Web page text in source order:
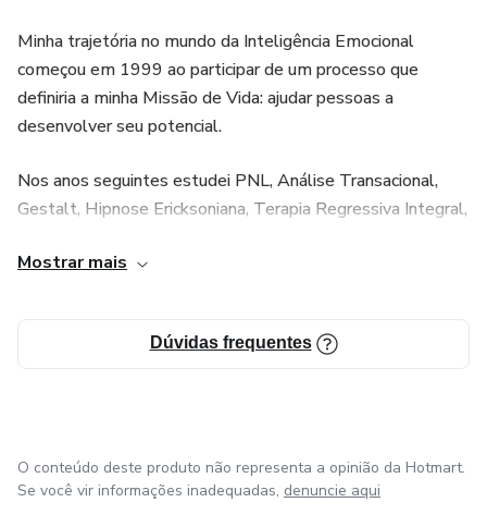
Minha trajetória no mundo da Inteligência Emocional
começou em 1999 ao participar de um processo que
definiria a minha Missão de Vida: ajudar pessoas a
desenvolver seu potencial.
Nos anos seguintes estudei PNL, Análise Transacional,
Gestalt, Hipnose Ericksoniana, Terapia Regressiva Integral,
consumindo informação por livros, cursos e seminários de
Hay, os criadores da PNL Grinder e Bandler e Daniel
seguinte, após concluir o nível de formação de Trainer
Training, me tornei professor de Programação Neuro-
Mostrar mais
Dúvidas frequentes
O conteúdo deste produto não representa a opinião da Hotmart.
Se você vir informações inadequadas, denuncie aqui